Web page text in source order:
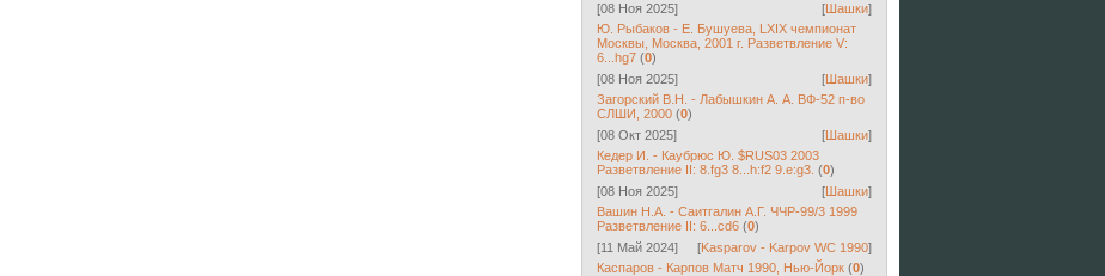
[08 Ноя 2025]
[Шашки]
Ю. Рыбаков - E. Бушуева, LXIX чемпионат
Москвы, Москва, 2001 г. Разветвление V:
6...hg7 (0)
[08 Ноя 2025]
[Шашки]
Загорский В.Н. - Лабышкин А. А. ВФ-52 п-во
СЛШИ, 2000 (0)
[08 Окт 2025]
[Шашки]
Кедер И. - Каубрюс Ю. $RUS03 2003
Разветвление II: 8.fg3 8...h:f2 9.e:g3. (0)
[08 Ноя 2025]
[Шашки]
Вашин Н.А. - Саитгалин А.Г. ЧЧР-99/3 1999
Разветвление II: 6...cd6 (0)
[11 Май 2024]
[Kasparov - Karpov WC 1990]
Каспаров - Карпов Матч 1990, Нью-Йорк (0)